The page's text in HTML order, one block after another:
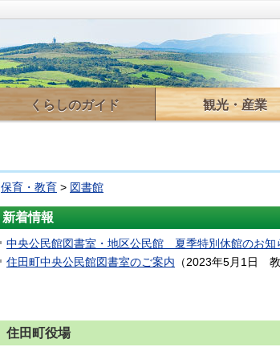
くらしのガイド 観光・産業
保育・教育 > 図書館
新着情報
中央公民館図書室・地区公民館 夏季特別休館のお知
住田町中央公民館図書室のご案内 （2023年5月1日
住田町役場